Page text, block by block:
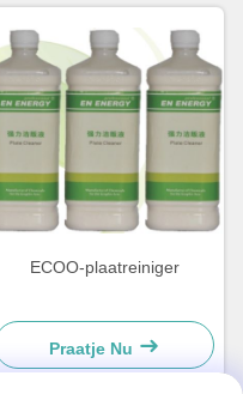
ECOO-plaatreiniger
Praatje Nu